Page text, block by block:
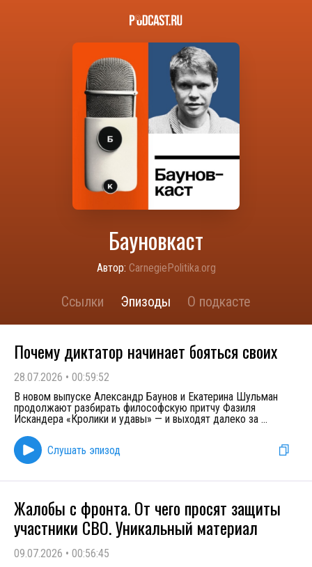
Бауновкаст
Автор: CarnegiePolitika.org
Ссылки Эпизоды О подкасте
Почему диктатор начинает бояться своих
28.07.2026 • 00:59:52
В новом выпуске Александр Баунов и Екатерина Шульман
продолжают разбирать философскую притчу Фазиля
Искандера «Кролики и удавы» — и выходят далеко за ...
Слушать эпизод
Жалобы с фронта. От чего просят защиты
участники СВО. Уникальный материал
09.07.2026 • 00:56:45